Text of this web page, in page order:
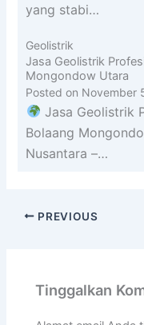
yang stabi…
Geolistrik
Jasa Geolistrik
Mongondow Utara
Posted on November
Jasa Geolistrik
Bolaang
Nusantara –…
PREVIOUS
Tinggalkan